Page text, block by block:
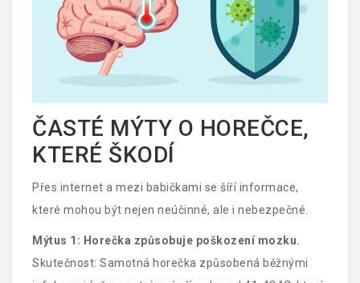
ČASTÉ MÝTY O HOREČCE,
KTERÉ ŠKODÍ
Přes internet a mezi babičkami se šíří informace,
které mohou být nejen neúčinné, ale i nebezpečné.
Mýtus 1: Horečka způsobuje poškození mozku.
Skutečnost: Samotná horečka způsobená běžnými